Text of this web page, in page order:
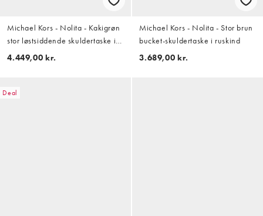
Michael Kors - Nolita - Kakigrøn
stor løstsiddende skuldertaske i
nubuck
4.449,00 kr.
Michael Kors - Nolita - Stor brun
bucket-skuldertaske i ruskind
3.689,00 kr.
Deal